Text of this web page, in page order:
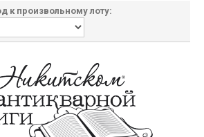
к произвольному лоту: